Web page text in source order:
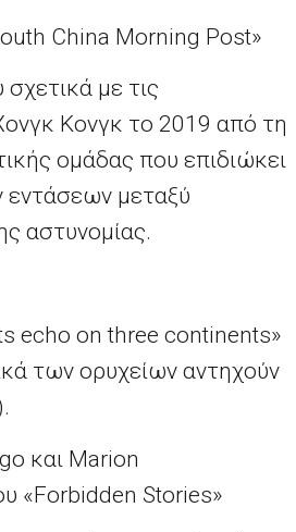
China Morning Post»
σχετικά με τις
Κονγκ το 2019 από τη
ομάδας που επιδιώκει
μεταξύ
αστυνομίας.
echo on three continents»
των ορυχείων αντηχούν
και Marion
«Forbidden Stories»